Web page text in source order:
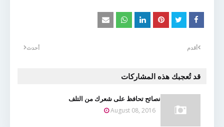
أحدث أقدم
قد تُعجبك هذه المشاركات
نصائح تحافظ على شعرك من التلف
August 08, 2016